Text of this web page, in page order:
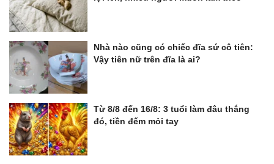
Nhà nào cũng có chiếc đĩa sứ cô tiên:
Vậy tiên nữ trên đĩa là ai?
Từ 8/8 đến 16/8: 3 tuổi làm đâu thắng
đó, tiền đếm mỏi tay